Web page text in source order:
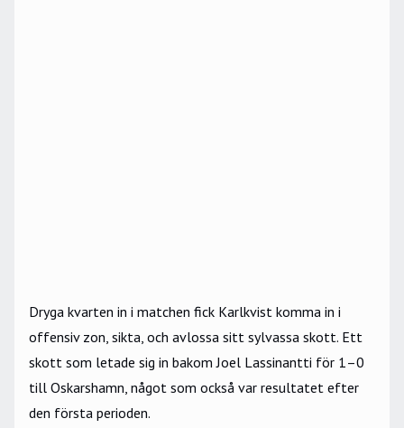
Dryga kvarten in i matchen fick Karlkvist komma in i
offensiv zon, sikta, och avlossa sitt sylvassa skott. Ett
skott som letade sig in bakom Joel Lassinantti för 1–0
till Oskarshamn, något som också var resultatet efter
den första perioden.